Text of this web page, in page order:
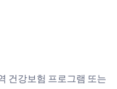
건강보험 프로그램 또는